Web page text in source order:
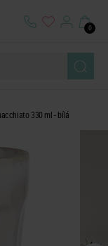
0
330 ml - bílá